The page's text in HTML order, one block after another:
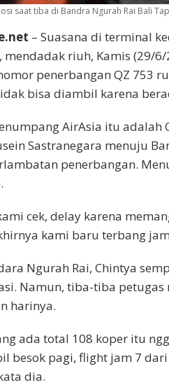
saat tiba di Bandra Ngurah Rai Bali
– Suasana di terminal
mendadak riuh, Kamis (29/
penerbangan QZ 753
bisa diambil karena
AirAsia itu adalah
Sastranegara menuju
penerbangan.
cek, delay karena
kami baru terbang jam
Ngurah Rai, Chintya
Namun, tiba-tiba
harinya.
ada total 108 koper itu
besok pagi, flight jam 7
dia.